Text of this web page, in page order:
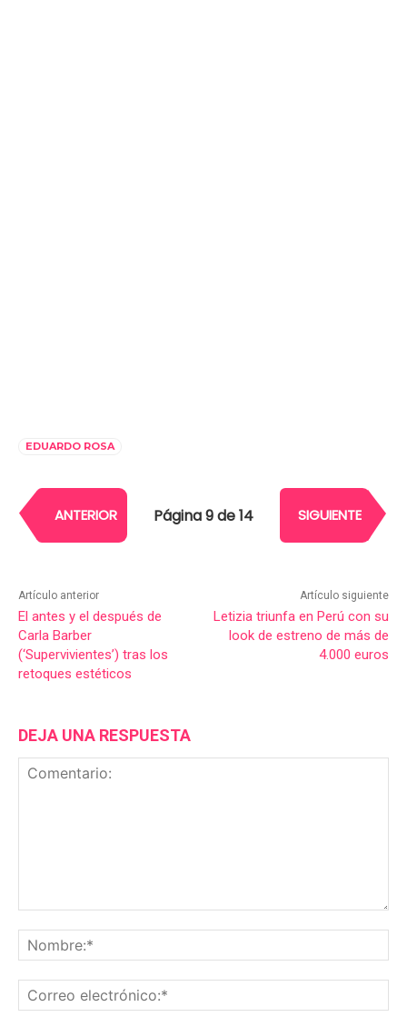
EDUARDO ROSA
ANTERIOR Página 9 de 14 SIGUIENTE
Artículo anterior
El antes y el después de
Carla Barber
(‘Supervivientes’) tras los
retoques estéticos
Artículo siguiente
Letizia triunfa en Perú con su
look de estreno de más de
4.000 euros
DEJA UNA RESPUESTA